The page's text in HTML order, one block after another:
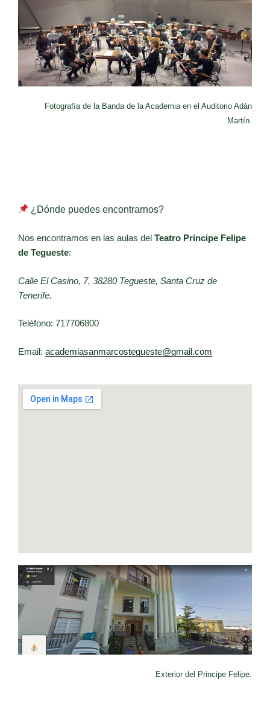
Fotografía de la Banda de la Academia en el Auditorio Adán
Martín.
¿Dónde puedes encontrarnos?
Nos encontramos en las aulas del Teatro Principe Felipe
de Tegueste:
Calle El Casino, 7, 38280 Tegueste, Santa Cruz de
Tenerife.
Teléfono: 717706800
Email: academiasanmarcostegueste@gmail.com
Exterior del Principe Felipe.